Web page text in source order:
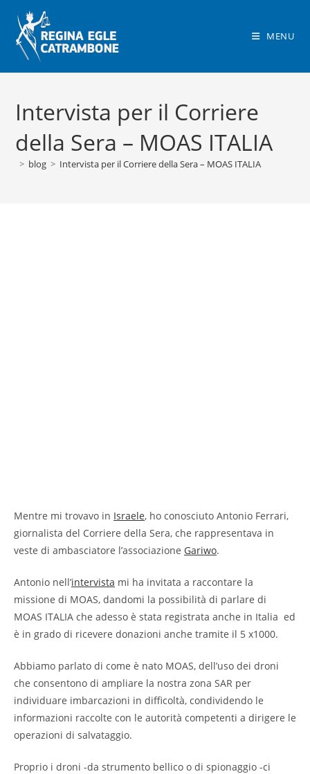
contenuto
MENU
Intervista per il Corriere
della Sera – MOAS ITALIA
> blog > Intervista per il Corriere della Sera – MOAS ITALIA
Mentre mi trovavo in Israele, ho conosciuto Antonio Ferrari,
giornalista del Corriere della Sera, che rappresentava in
veste di ambasciatore l’associazione Gariwo.
Antonio nell’intervista mi ha invitata a raccontare la
missione di MOAS, dandomi la possibilità di parlare di
MOAS ITALIA che adesso è stata registrata anche in Italia ed
è in grado di ricevere donazioni anche tramite il 5 x1000.
Abbiamo parlato di come è nato MOAS, dell’uso dei droni
che consentono di ampliare la nostra zona SAR per
individuare imbarcazioni in difficoltà, condividendo le
informazioni raccolte con le autorità competenti a dirigere le
operazioni di salvataggio.
Proprio i droni -da strumento bellico o di spionaggio -ci